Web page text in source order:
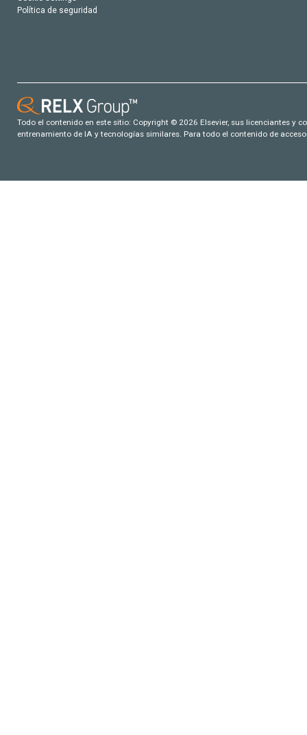
Política de seguridad
Todo el contenido en este sitio: Copyright © 2026 Elsevier, sus licenciantes y
entrenamiento de IA y tecnologías similares. Para todo el contenido de